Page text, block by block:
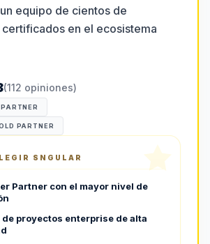
equipo de cientos de
en el ecosistema
(112 opiniones)
PARTNER
SNGULAR
Partner con el mayor nivel de
de proyectos enterprise de alta